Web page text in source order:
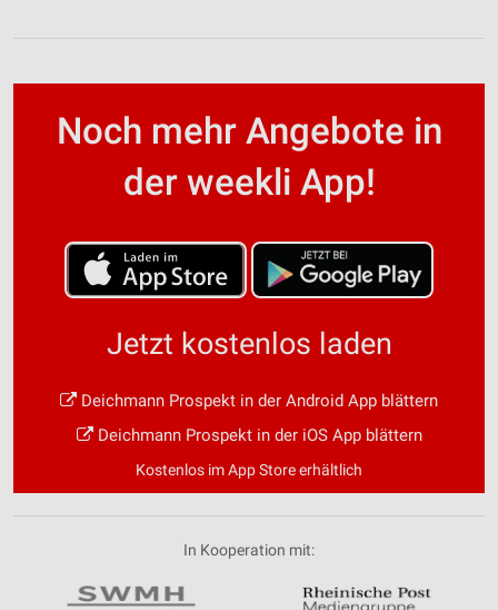
Noch mehr Angebote in
der weekli App!
Jetzt kostenlos laden
Deichmann Prospekt in der Android App blättern
Deichmann Prospekt in der iOS App blättern
Kostenlos im App Store erhältlich
In Kooperation mit: